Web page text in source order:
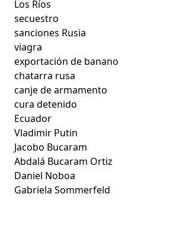
Los Ríos
secuestro
sanciones Rusia
viagra
exportación de banano
chatarra rusa
canje de armamento
cura detenido
Ecuador
Vladimir Putin
Jacobo Bucaram
Abdalá Bucaram Ortiz
Daniel Noboa
Gabriela Sommerfeld